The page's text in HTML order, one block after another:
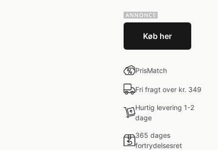
Køb her
PrisMatch
Fri fragt over kr. 349
Hurtig levering 1-2
dage
365 dages
fortrydelsesret